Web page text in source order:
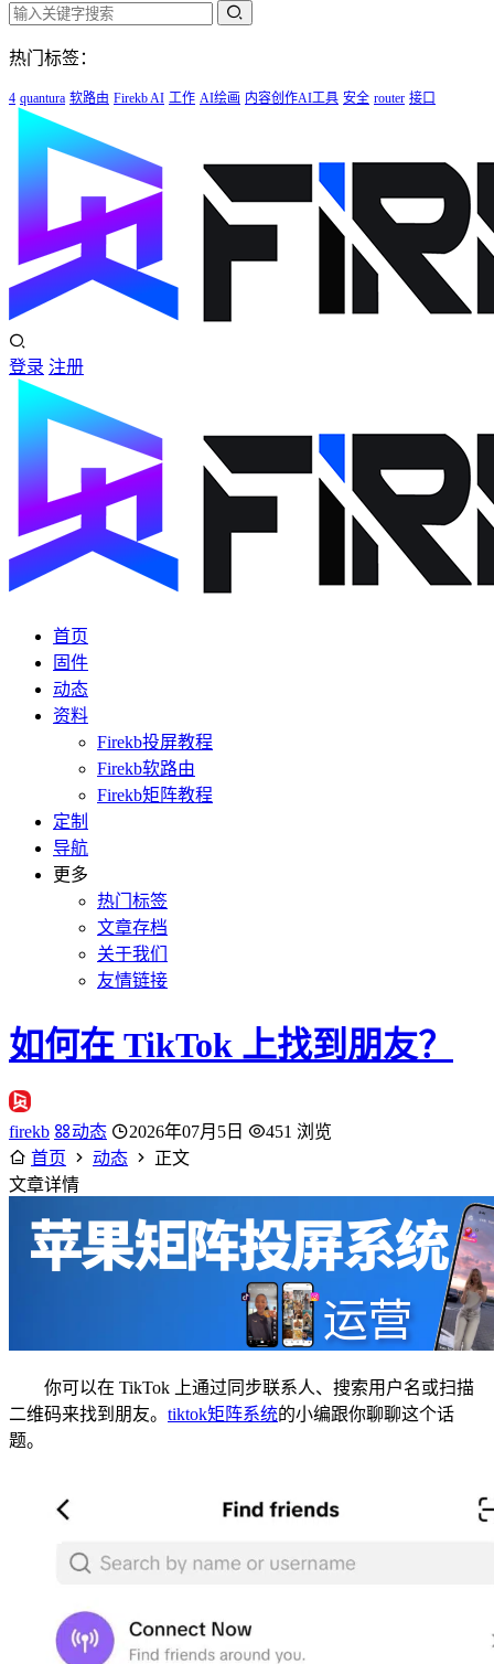
热门标签：
4 quantura 软路由 Firekb AI 工作 AI绘画 内容创作AI工具 安全 router 接口
登录 注册
首页
固件
动态
资料
Firekb投屏教程
Firekb软路由
Firekb矩阵教程
定制
导航
更多
热门标签
文章存档
关于我们
友情链接
如何在 TikTok 上找到朋友？
firekb 动态 2026年07月5日
451 浏览
首页
动态
正文
文章详情
你可以在 TikTok 上通过同步联系人、搜索用户名或扫描
二维码来找到朋友。 tiktok矩阵系统的小编跟你聊聊这个话
题。